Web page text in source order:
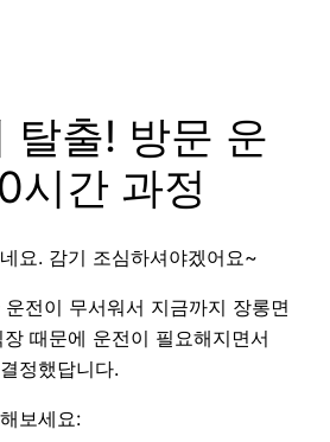
탈출! 방문 운
시간 과정
요. 감기 조심하셔야겠어요~
전이 무서워서 지금까지 장롱면
때문에 운전이 필요해지면서
정했답니다.
보세요: